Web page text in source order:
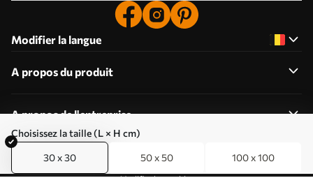
Choisissez la taille (L × H cm)
30 x 30 50 x 50 100 x 100
Modifier la langue
A propos du produit
A propos de l'entreprise